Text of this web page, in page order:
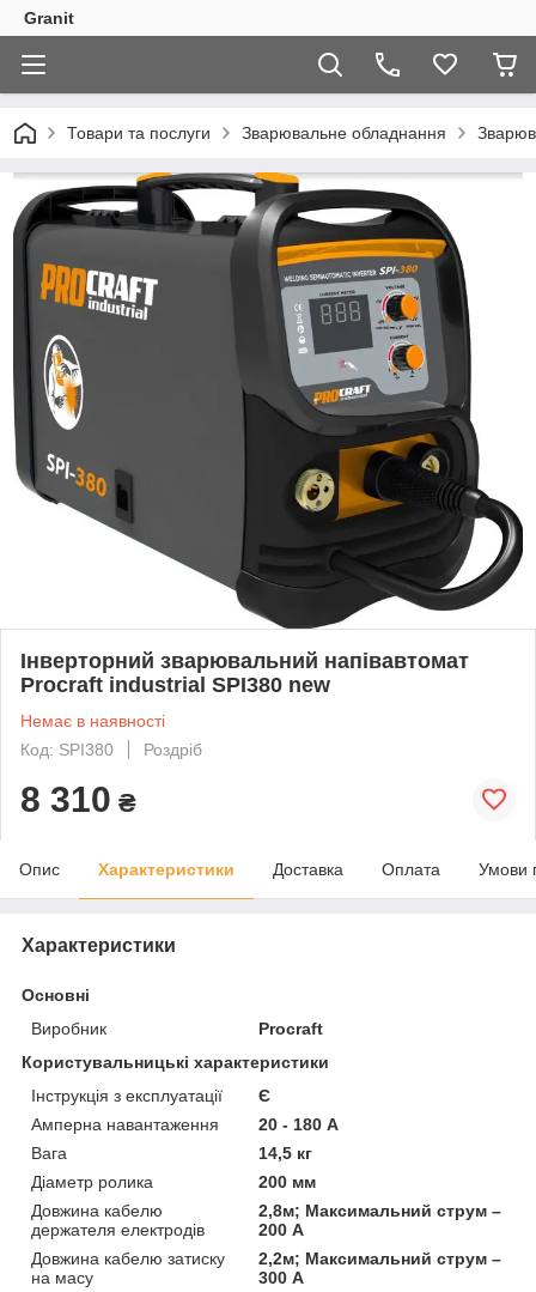
Granit
Товари та послуги Зварювальне обладнання
Інверторний зварювальний напівавтомат
Procraft industrial SPI380 new
Немає в наявності
Код: SPI380
Роздріб
8 310 ₴
Опис Характеристики Доставка Оплата Умови
Характеристики
Основні
Виробник
Procraft
Користувальницькі характеристики
Інструкція з експлуатації
Є
Амперна навантаження
20 - 180 А
Вага
14,5 кг
Діаметр ролика
200 мм
Довжина кабелю
держателя електродів
2,8м; Максимальний струм –
200 А
Довжина кабелю затиску
на масу
2,2м; Максимальний струм –
300 А